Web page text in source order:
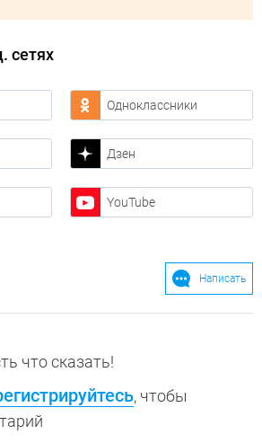
сетях
Одноклассники
Дзен
YouTube
Написать
что сказать!
, чтобы